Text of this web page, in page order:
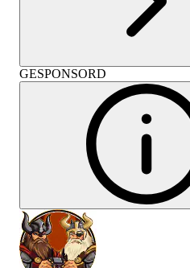
GESPONSORD